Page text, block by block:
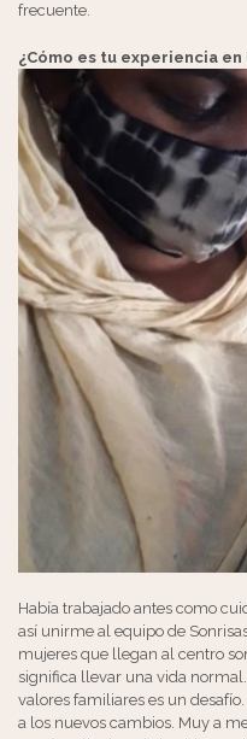
frecuente.
¿Cómo es tu experiencia en
Había trabajado antes como
así unirme al equipo de
mujeres que llegan al centro
significa llevar una vida
valores familiares es un
a los nuevos cambios. Muy a